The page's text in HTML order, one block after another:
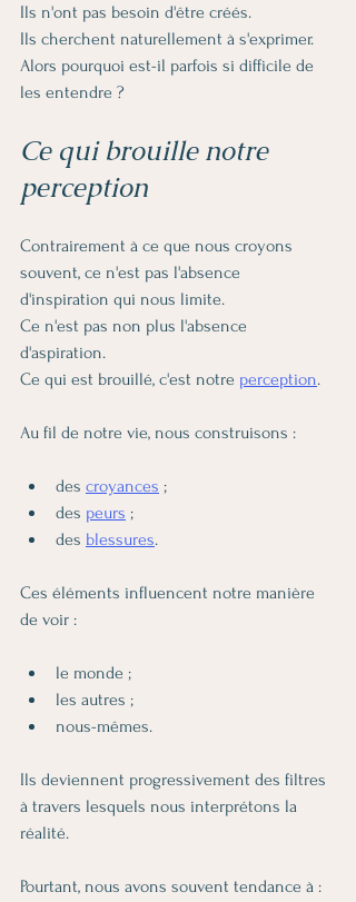
Ils n'ont pas besoin d'être créés.
Ils cherchent naturellement à s'exprimer.
Alors pourquoi est-il parfois si difficile de
les entendre ?
Ce qui brouille notre
perception
Contrairement à ce que nous croyons
souvent, ce n'est pas l'absence
d'inspiration qui nous limite.
Ce n'est pas non plus l'absence
d'aspiration.
Ce qui est brouillé, c'est notre perception.
Au fil de notre vie, nous construisons :
des croyances ;
des peurs ;
des blessures.
Ces éléments influencent notre manière
de voir :
le monde ;
les autres ;
nous-mêmes.
Ils deviennent progressivement des filtres
à travers lesquels nous interprétons la
réalité.
Pourtant, nous avons souvent tendance à :